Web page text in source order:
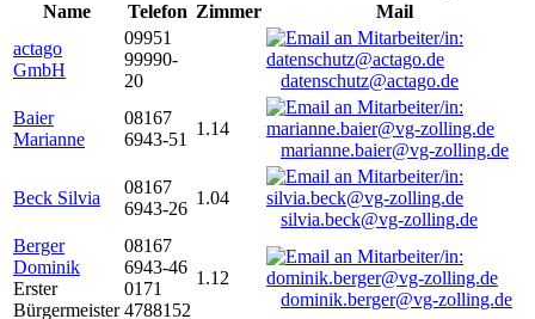
Name
Telefon Zimmer
Mail
actago
GmbH
09951
99990-
20
datenschutz@actago.de
Baier
Marianne
08167
6943-51
1.14
marianne.baier@vg-zolling.de
Beck Silvia
08167
6943-26
1.04
silvia.beck@vg-zolling.de
Berger
Dominik
Erster
Bürgermeister
08167
6943-46
0171
4788152
1.12
dominik.berger@vg-zolling.de